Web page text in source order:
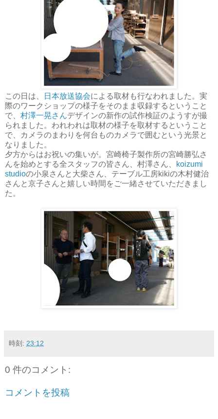
この日は、 日本放送協会による取材も行なわれました。実
際のワークショップの様子をそのまま収録するということ
で、 村澤一晃さんデザインの新作の試作検証のようすが撮
られました。われわれは取材の様子を取材するということ
で、カメラのまわりを何台ものカメラで囲むという光景と
なりました。
夕方からはお祝いの集いが。宮崎椅子製作所の宮崎勝弘さ
んを始めとする全スタッフの皆さん、村澤さん、
koizumi
studioの小泉さんと大柴さん、テーブル工房kikiの木村健治
さんと京子さんと嬉しい時間をご一緒させていただきまし
た。
時刻: 23:12
0 件のコメント:
コメントを投稿